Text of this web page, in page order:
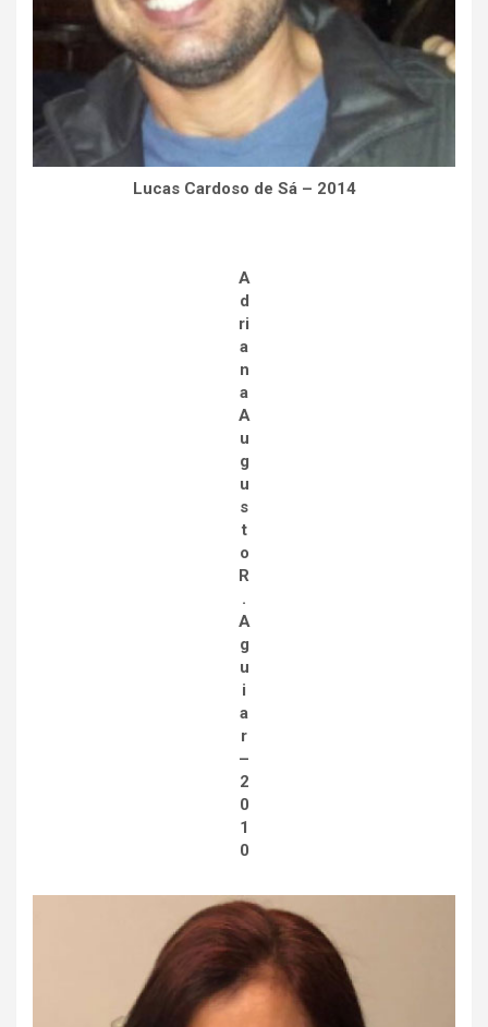
Lucas Cardoso de Sá – 2014
A
d
ri
a
n
a
A
u
g
u
s
t
o
R
.
A
g
u
i
a
r
–
2
0
1
0